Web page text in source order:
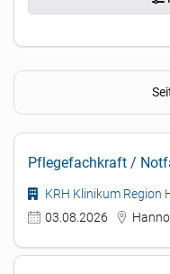
Pflegefachkraft /
KRH Klinikum Region
03.08.2026